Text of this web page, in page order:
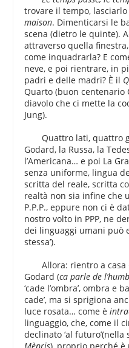
trovare il tempo,
maison. Dimenticarsi le
scena (dietro le quinte).
attraverso quella
come inquadrarla? E
neve, e poi rientrare, in
padri e delle madri? È il
Quarto (buon centenario
diavolo che ci mette la
Jung).
Quattro lati, quattro
Godard, la Russa, la
l’Americana… e poi La
senza uniforme, lingua
scritta del reale, scritta
realtà non sia infine che
P.P.P., eppure non ci è
nostro volto in PPP, ne
dei linguaggi umani può
stessa’).
Allora: rientro a
Godard (ca parle de
‘cade l’ombra’, ombra e
cade’, ma si sprigiona
luce rosata… come è
linguaggio, che, come il
declinato ‘al